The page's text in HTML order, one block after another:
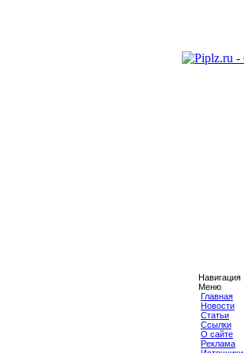
Навигация
Меню
Главная
Новости
Статьи
Ссылки
О сайте
Реклама